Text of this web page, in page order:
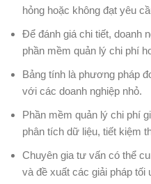
hỏng hoặc không đạt yêu
Để đánh giá chi tiết, doanh
phần mềm quản lý chi phí
Bảng tính là phương pháp
với các doanh nghiệp nhỏ.
Phần mềm quản lý chi phí
phân tích dữ liệu, tiết kiệm
Chuyên gia tư vấn có thể
và đề xuất các giải pháp tối